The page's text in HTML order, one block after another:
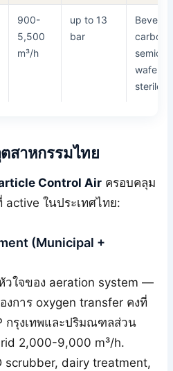
900-
5,500
m³/h
up to 13
bar
wafer
sterile
สาหกรรมไทย
Control Air ครอบคลุม
ในประเทศไทย:
(Municipal +
วใจของ aeration system —
การ oxygen transfer คงที่
กรุงเทพและปริมณฑลส่วน
2,000-9,000 m³/h.
scrubber, dairy treatment,